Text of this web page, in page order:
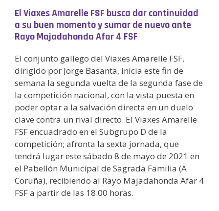
El Viaxes Amarelle FSF busca dar continuidad
a su buen momento y sumar de nuevo ante
Rayo Majadahonda Afar 4 FSF
El conjunto gallego del Viaxes Amarelle FSF,
dirigido por Jorge Basanta, inicia este fin de
semana la segunda vuelta de la segunda fase de
la competición nacional, con la vista puesta en
poder optar a la salvación directa en un duelo
clave contra un rival directo. El Viaxes Amarelle
FSF encuadrado en el Subgrupo D de la
competición; afronta la sexta jornada, que
tendrá lugar este sábado 8 de mayo de 2021 en
el Pabellón Municipal de Sagrada Familia (A
Coruña), recibiendo al Rayo Majadahonda Afar 4
FSF a partir de las 18:00 horas.